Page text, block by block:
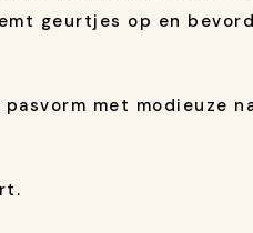
geurtjes op en
met modieuze